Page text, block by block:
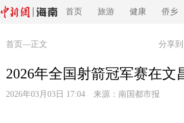
首页 旅游 健康 侨乡
首页 —正文 分享到
2026年全国射箭冠军赛在文
2026年03月03日 17:04 来源： 南国都市报